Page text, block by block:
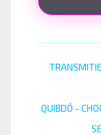
QUIBDÓ -